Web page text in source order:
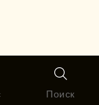
Поиск